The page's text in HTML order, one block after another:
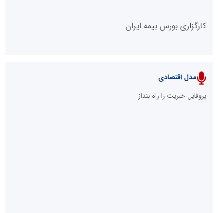
پایگاه خبری نهضت ملی مسکن
کارگزاری بورس بیمه ایران
مدل اقتصادی
پروفایل خبریت را راه بنداز